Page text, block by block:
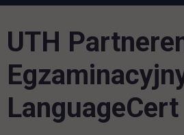
UTH
LanguageCert